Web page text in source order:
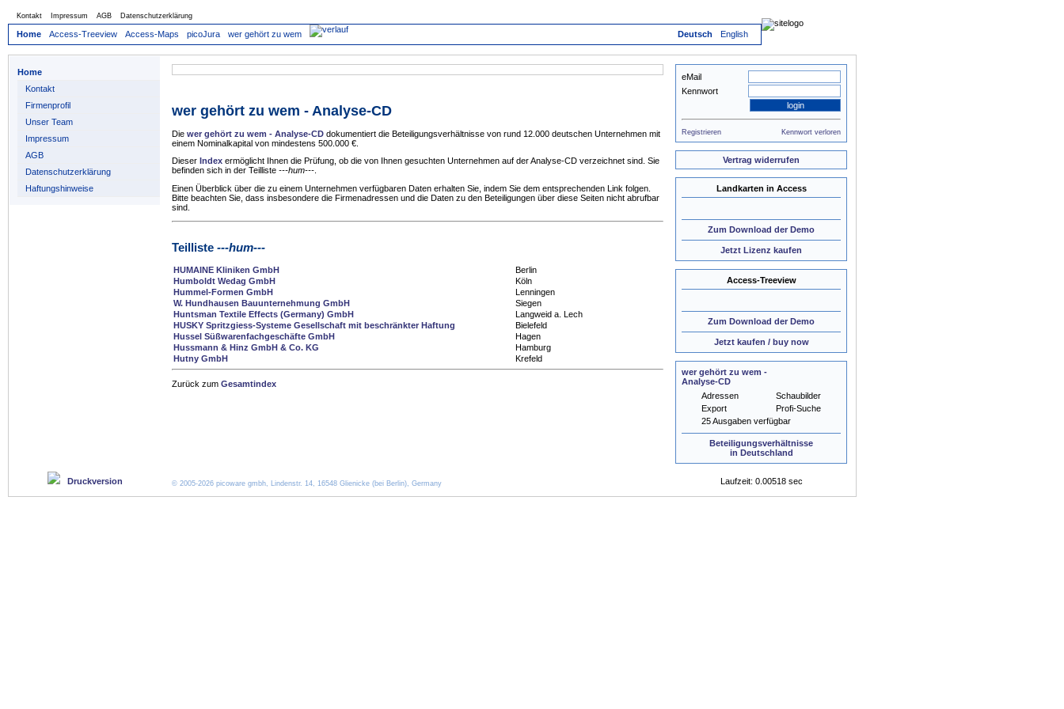
Kontakt Impressum AGB Datenschutzerklärung
Home Access-Treeview Access-Maps picoJura wer gehört zu wem Deutsch English
Home
Kontakt
Firmenprofil
Unser Team
Impressum
AGB
Datenschutzerklärung
Haftungshinweise
wer gehört zu wem - Analyse-CD
Die wer gehört zu wem - Analyse-CD dokumentiert die Beteiligungsverhältnisse von rund 12.000 deutschen Unternehmen mit
einem Nominalkapital von mindestens 500.000 €.
Dieser Index ermöglicht Ihnen die Prüfung, ob die von Ihnen gesuchten Unternehmen auf der Analyse-CD verzeichnet sind. Sie
befinden sich in der Teilliste ---hum---.
Einen Überblick über die zu einem Unternehmen verfügbaren Daten erhalten Sie, indem Sie dem entsprechenden Link folgen.
Bitte beachten Sie, dass insbesondere die Firmenadressen und die Daten zu den Beteiligungen über diese Seiten nicht abrufbar
sind.
Teilliste ---hum---
HUMAINE Kliniken GmbH
Berlin
Humboldt Wedag GmbH
Köln
Hummel-Formen GmbH
Lenningen
W. Hundhausen Bauunternehmung GmbH
Siegen
Huntsman Textile Effects (Germany) GmbH
Langweid a. Lech
HUSKY Spritzgiess-Systeme Gesellschaft mit beschränkter Haftung
Bielefeld
Hussel Süßwarenfachgeschäfte GmbH
Hagen
Hussmann & Hinz GmbH & Co. KG
Hamburg
Hutny GmbH
Krefeld
Zurück zum Gesamtindex
eMail
Kennwort
Registrieren Kennwort verloren
Vertrag widerrufen
Landkarten in Access
Zum Download der Demo
Jetzt Lizenz kaufen
Access-Treeview
Zum Download der Demo
Jetzt kaufen / buy now
wer gehört zu wem -
Analyse-CD
Adressen
Schaubilder
Export
Profi-Suche
25 Ausgaben verfügbar
Beteiligungsverhältnisse
in Deutschland
Druckversion © 2005-2026 picoware gmbh, Lindenstr. 14, 16548 Glienicke (bei Berlin), Germany Laufzeit: 0.00518 sec